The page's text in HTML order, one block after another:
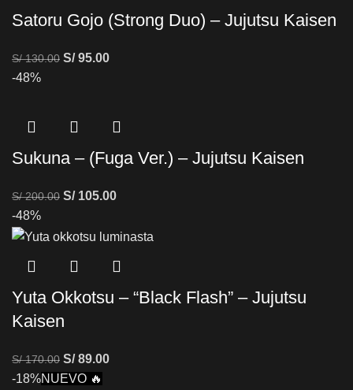
Satoru Gojo (Strong Duo) – Jujutsu Kaisen
S/130.00 S/95.00
-48%
Sukuna – (Fuga Ver.) – Jujutsu Kaisen
S/200.00 S/105.00
-48%
Yuta Okkotsu – “Black Flash” – Jujutsu
Kaisen
S/170.00 S/89.00
-18%NUEVO 🔥